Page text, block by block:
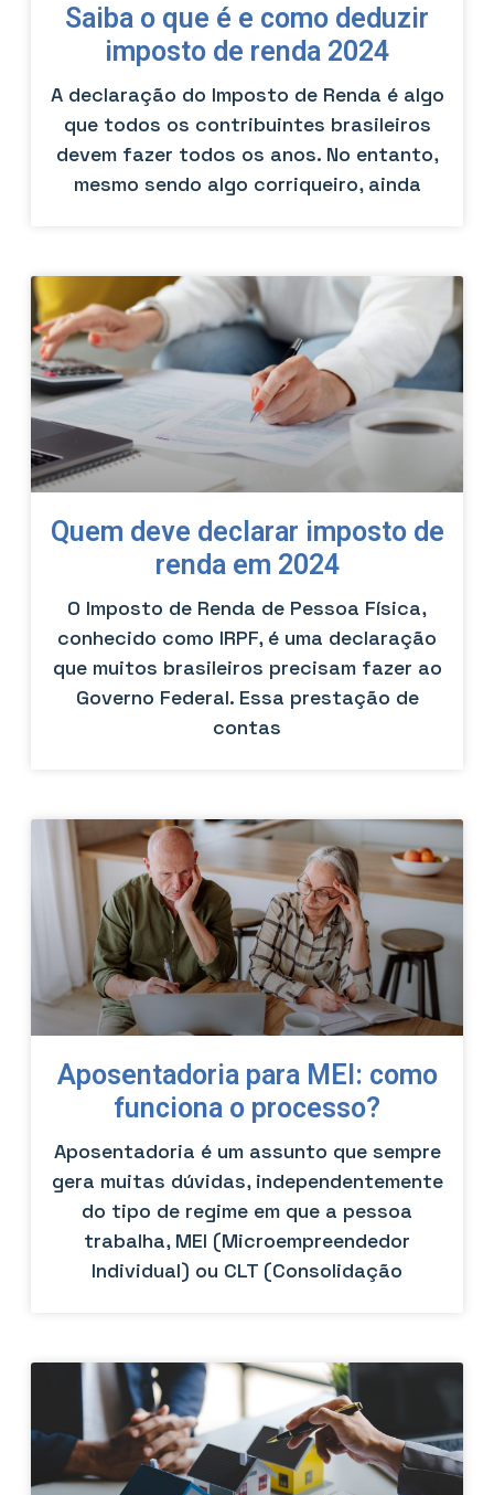
Saiba o que é e como deduzir
imposto de renda 2024
A declaração do Imposto de Renda é algo
que todos os contribuintes brasileiros
devem fazer todos os anos. No entanto,
mesmo sendo algo corriqueiro, ainda
Quem deve declarar imposto de
renda em 2024
O Imposto de Renda de Pessoa Física,
conhecido como IRPF, é uma declaração
que muitos brasileiros precisam fazer ao
Governo Federal. Essa prestação de
contas
Aposentadoria para MEI: como
funciona o processo?
Aposentadoria é um assunto que sempre
gera muitas dúvidas, independentemente
do tipo de regime em que a pessoa
trabalha, MEI (Microempreendedor
Individual) ou CLT (Consolidação